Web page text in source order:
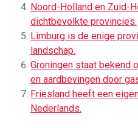
Noord-Holland en Zuid-
dichtbevolkte provincies.
Limburg is de enige
landschap.
Groningen staat bekend
en aardbevingen door
Friesland heeft een
Nederlands.